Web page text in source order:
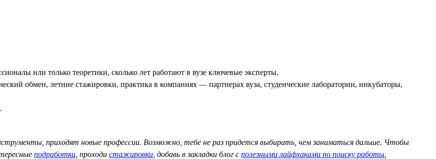
или только теоретики, сколько лет работают в вузе ключевые эксперты.
обмен, летние стажировки, практика в компаниях — партнерах вуза, студенческие лаборатории, инкубаторы,
приходят новые профессии. Возможно, тебе не раз придется выбирать, чем заниматься дальше. Чтобы
подработки , проходи стажировки , добавь в закладки блог с полезными лайфхаками по поиску работы